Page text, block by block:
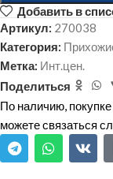
Добавить в
Артикул: 270038
Категория:
Метка: Инт.цен.
Поделиться
По наличию,
можете связаться